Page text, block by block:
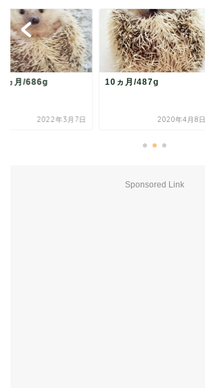
ヵ月/686g
2022年3月7日
10ヵ月/487g
2020年4月8日
Sponsored Link